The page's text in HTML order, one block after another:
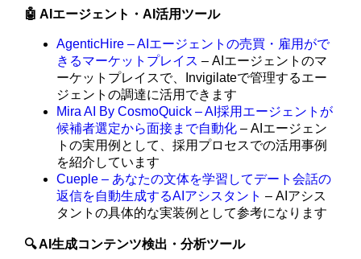
🤖 AIエージェント・AI活用ツール
AgenticHire – AIエージェントの売買・雇用がで
きるマーケットプレイス – AIエージェントのマ
ーケットプレイスで、Invigilateで管理するエー
ジェントの調達に活用できます
Mira AI By CosmoQuick – AI採用エージェントが
候補者選定から面接まで自動化 – AIエージェン
トの実用例として、採用プロセスでの活用事例
を紹介しています
Cueple – あなたの文体を学習してデート会話の
返信を自動生成するAIアシスタント – AIアシス
タントの具体的な実装例として参考になります
🔍 AI生成コンテンツ検出・分析ツール